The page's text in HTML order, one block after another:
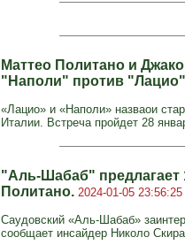
Маттео Политано и
"Наполи" против
«Лацио» и «Наполи» назваои
Италии. Встреча пройдет 28
"Аль-Шабаб" предлагает
Политано. 2024-01-05 23:56:25
Саудовский «Аль-Шабаб»
сообщает инсайдер Николо